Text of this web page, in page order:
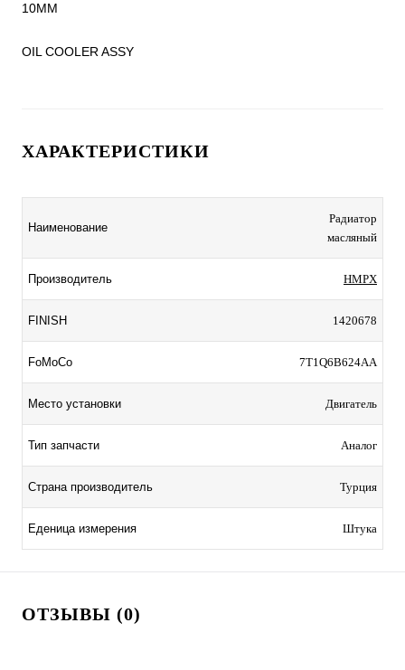
10MM
OIL COOLER ASSY
ХАРАКТЕРИСТИКИ
Наименование
Радиатор
масляный
Производитель HMPX
FINISH 1420678
FoMoCo 7T1Q6B624AA
Место установки Двигатель
Тип запчасти Аналог
Страна производитель Турция
Еденица измерения Штука
ОТЗЫВЫ (0)